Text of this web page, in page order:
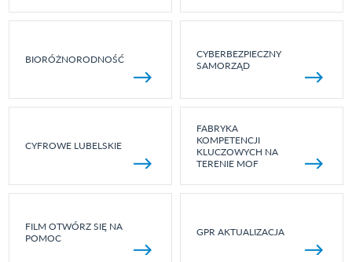
BIORÓŻNORODNOŚĆ
CYBERBEZPIECZNY
SAMORZĄD
CYFROWE LUBELSKIE
FABRYKA
KOMPETENCJI
KLUCZOWYCH NA
TERENIE MOF
FILM OTWÓRZ SIĘ NA
POMOC
GPR AKTUALIZACJA